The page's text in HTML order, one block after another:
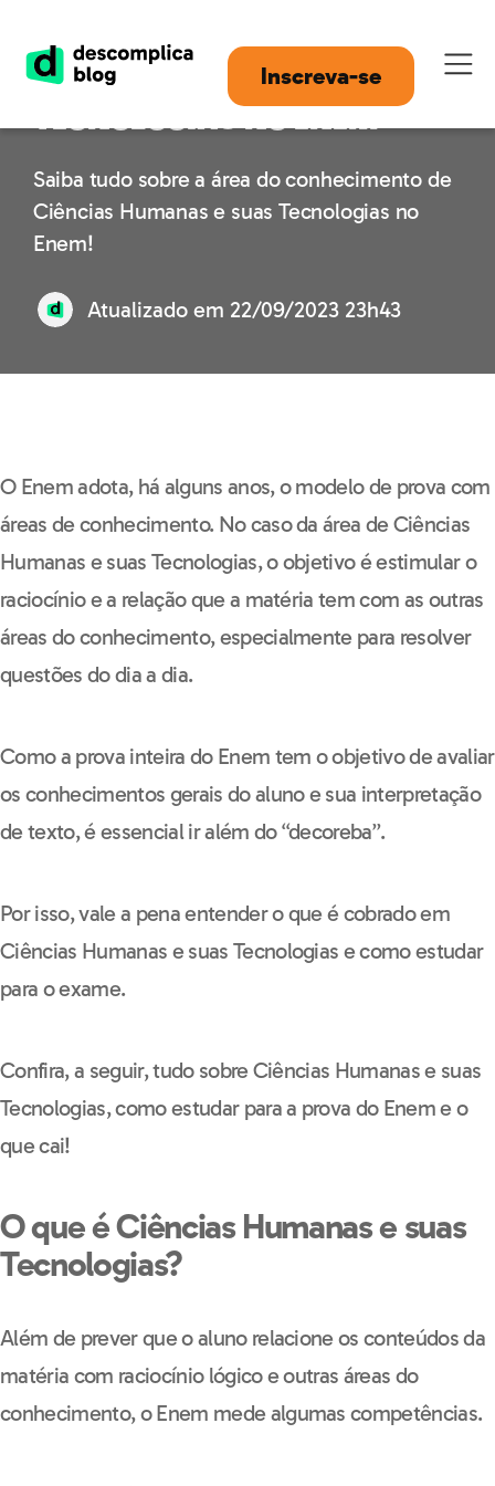
Inscreva-se
Ciências Humanas e suas
Tecnologias no Enem
Saiba tudo sobre a área do conhecimento de
Ciências Humanas e suas Tecnologias no
Enem!
Atualizado em 22/09/2023 23h43
O Enem adota, há alguns anos, o modelo de prova com
áreas de conhecimento. No caso da área de Ciências
Humanas e suas Tecnologias, o objetivo é estimular o
raciocínio e a relação que a matéria tem com as outras
áreas do conhecimento, especialmente para resolver
questões do dia a dia.
Como a prova inteira do Enem tem o objetivo de avaliar
os conhecimentos gerais do aluno e sua interpretação
de texto, é essencial ir além do “decoreba”.
Por isso, vale a pena entender o que é cobrado em
Ciências Humanas e suas Tecnologias e como estudar
para o exame.
Confira, a seguir, tudo sobre Ciências Humanas e suas
Tecnologias, como estudar para a prova do Enem e o
que cai!
O que é Ciências Humanas e suas
Tecnologias?
Além de prever que o aluno relacione os conteúdos da
matéria com raciocínio lógico e outras áreas do
conhecimento, o Enem mede algumas competências.